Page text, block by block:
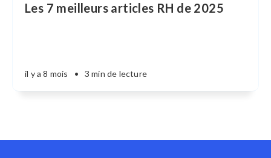
Les 7 meilleurs articles RH de 2025
il y a 8 mois • 3 min de lecture